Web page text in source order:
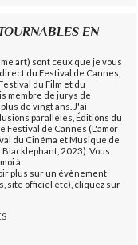
EN
art) sont ceux que je vous
du Festival de Cannes,
du Film et du
membre de jurys de
de vingt ans. J'ai
parallèles, Éditions du
Festival de Cannes (L'amor
du Cinéma et Musique de
Blacklephant, 2023). Vous
à
plus sur un évènement
site officiel etc), cliquez sur